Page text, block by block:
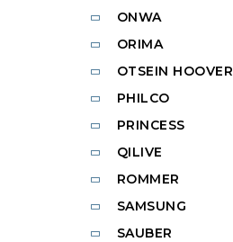
ONWA
ORIMA
OTSEIN HOOVER
PHILCO
PRINCESS
QILIVE
ROMMER
SAMSUNG
SAUBER